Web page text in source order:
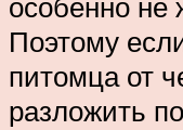
Поэтому
питомца от
разложить